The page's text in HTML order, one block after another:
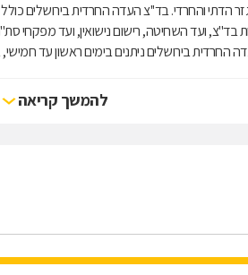
והחרדי. בד''צ העדה החרדית בירושלים
ועד השחיטה, רישום נישואין, ועד מפקחי
החרדית בירושלים ניתנים בימים ראשון עד
להמשך קריאה